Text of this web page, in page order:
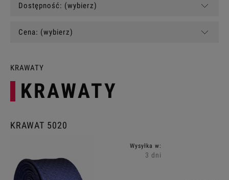
Dostępność: (wybierz)
Cena: (wybierz)
KRAWATY
KRAWATY
KRAWAT 5020
Wysyłka w:
3 dni